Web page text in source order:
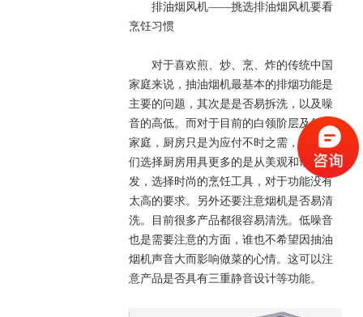
排油烟风机——挑选排油烟风机要看
烹饪习惯
对于喜欢煎、炒、烹、炸的传统中国
家庭来说，抽油烟机最基本的排烟功能是
主要的问题，其次是是否易拆洗，以及噪
音的高低。而对于目前的白领阶层及年轻
家庭，厨房只是为应付不时之需，因而他
们选择厨房用具更多的是从美观和谐出
发，选择时尚的烹饪工具，对于功能没有
太高的要求。另外还要注意烟机是否易清
洗。目前很多产品都很容易清洗。低噪音
也是需要注意的方面，谁也不希望因抽油
烟机声音大而影响做菜的心情。这可以注
意产品是否具有三重静音设计等功能。